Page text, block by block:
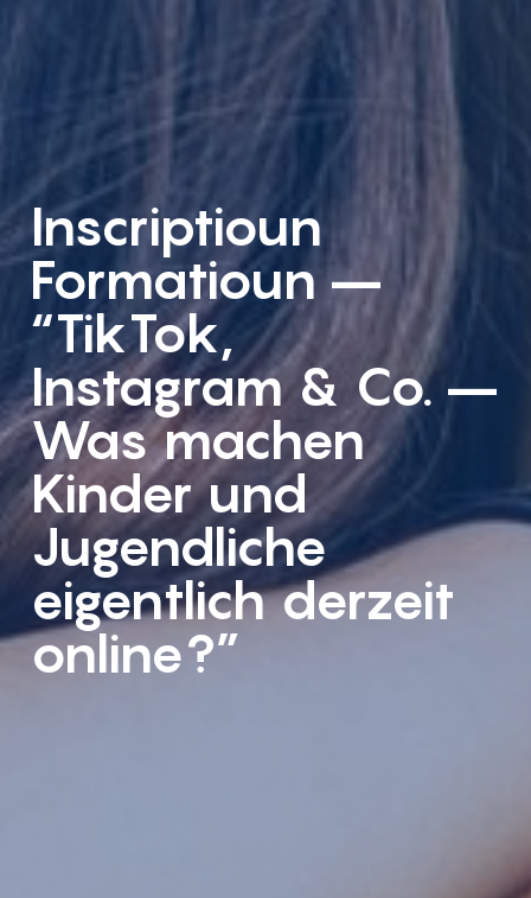
Inscriptioun
Formatioun –
“TikTok,
Instagram & Co. –
Was machen
Kinder und
Jugendliche
eigentlich derzeit
online?”